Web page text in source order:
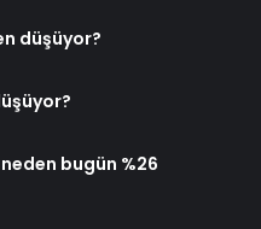
düşüyor?
bugün %26